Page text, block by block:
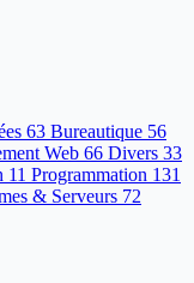
63 Bureautique 56
Web 66 Divers 33
11 Programmation 131
& Serveurs 72